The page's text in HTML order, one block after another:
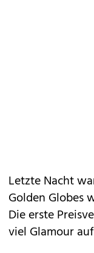
Letzte Nacht
Golden Globes
Die erste
viel Glamour